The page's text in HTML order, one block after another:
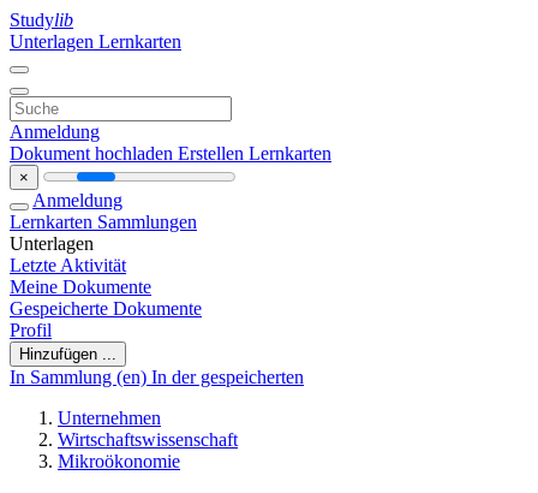
Studylib
Unterlagen Lernkarten
Anmeldung
Dokument hochladen Erstellen Lernkarten
×
Anmeldung
Lernkarten Sammlungen
Unterlagen
Letzte Aktivität
Meine Dokumente
Gespeicherte Dokumente
Profil
Hinzufügen ...
In Sammlung (en) In der gespeicherten
Unternehmen
Wirtschaftswissenschaft
Mikroökonomie